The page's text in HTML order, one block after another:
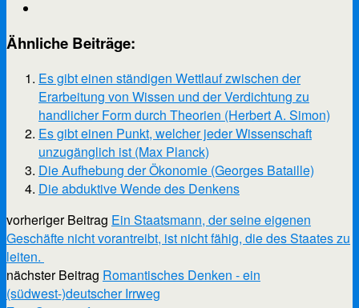
Ähnliche Beiträge:
Es gibt einen ständigen Wettlauf zwischen der
Erarbeitung von Wissen und der Verdichtung zu
handlicher Form durch Theorien (Herbert A. Simon)
Es gibt einen Punkt, welcher jeder Wissenschaft
unzugänglich ist (Max Planck)
Die Aufhebung der Ökonomie (Georges Bataille)
Die abduktive Wende des Denkens
vorheriger Beitrag Ein Staatsmann, der seine eigenen
Geschäfte nicht vorantreibt, ist nicht fähig, die des Staates zu
leiten.
nächster Beitrag Romantisches Denken - ein
(südwest-)deutscher Irrweg